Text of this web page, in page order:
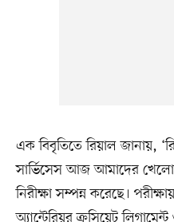
এক বিবৃতিতে রিয়াল জানায়,
সার্ভিসেস আজ আমাদের
নিরীক্ষা সম্পন্ন করেছে।
অ্যান্টেরিয়র ক্রুসিয়েট